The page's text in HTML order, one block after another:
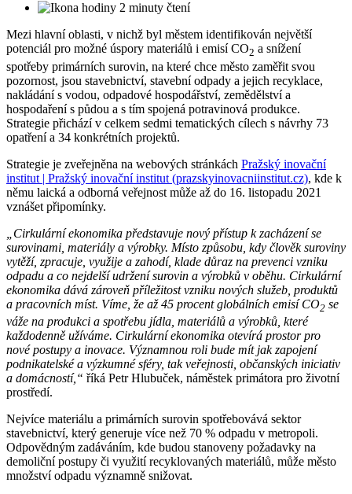
2 minuty čtení
Mezi hlavní oblasti, v nichž byl městem identifikován největší
potenciál pro možné úspory materiálů i emisí CO2 a snížení
spotřeby primárních surovin, na které chce město zaměřit svou
pozornost, jsou stavebnictví, stavební odpady a jejich recyklace,
nakládání s vodou, odpadové hospodářství, zemědělství a
hospodaření s půdou a s tím spojená potravinová produkce.
Strategie přichází v celkem sedmi tematických cílech s návrhy 73
opatření a 34 konkrétních projektů.
Strategie je zveřejněna na webových stránkách Pražský inovační
institut | Pražský inovační institut (prazskyinovacniinstitut.cz), kde k
němu laická a odborná veřejnost může až do 16. listopadu 2021
vznášet připomínky.
„Cirkulární ekonomika představuje nový přístup k zacházení se
surovinami, materiály a výrobky. Místo způsobu, kdy člověk suroviny
vytěží, zpracuje, využije a zahodí, klade důraz na prevenci vzniku
odpadu a co nejdelší udržení surovin a výrobků v oběhu. Cirkulární
ekonomika dává zároveň příležitost vzniku nových služeb, produktů
a pracovních míst. Víme, že až 45 procent globálních emisí CO2 se
váže na produkci a spotřebu jídla, materiálů a výrobků, které
každodenně užíváme. Cirkulární ekonomika otevírá prostor pro
nové postupy a inovace. Významnou roli bude mít jak zapojení
podnikatelské a výzkumné sféry, tak veřejnosti, občanských iniciativ
a domácností,“ říká Petr Hlubuček, náměstek primátora pro životní
prostředí.
Nejvíce materiálu a primárních surovin spotřebovává sektor
stavebnictví, který generuje více než 70 % odpadu v metropoli.
Odpovědným zadáváním, kde budou stanoveny požadavky na
demoliční postupy či využití recyklovaných materiálů, může město
množství odpadu významně snižovat.